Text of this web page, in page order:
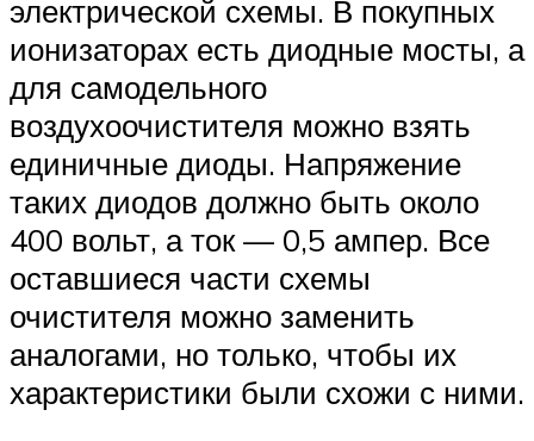
электрической схемы. В покупных
ионизаторах есть диодные мосты, а
для самодельного
воздухоочистителя можно взять
единичные диоды. Напряжение
таких диодов должно быть около
400 вольт, а ток — 0,5 ампер. Все
оставшиеся части схемы
очистителя можно заменить
аналогами, но только, чтобы их
характеристики были схожи с ними.